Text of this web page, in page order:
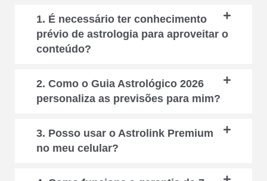
1. É necessário ter conhecimento
prévio de astrologia para aproveitar o
conteúdo?
2. Como o Guia Astrológico 2026
personaliza as previsões para mim?
3. Posso usar o Astrolink Premium
no meu celular?